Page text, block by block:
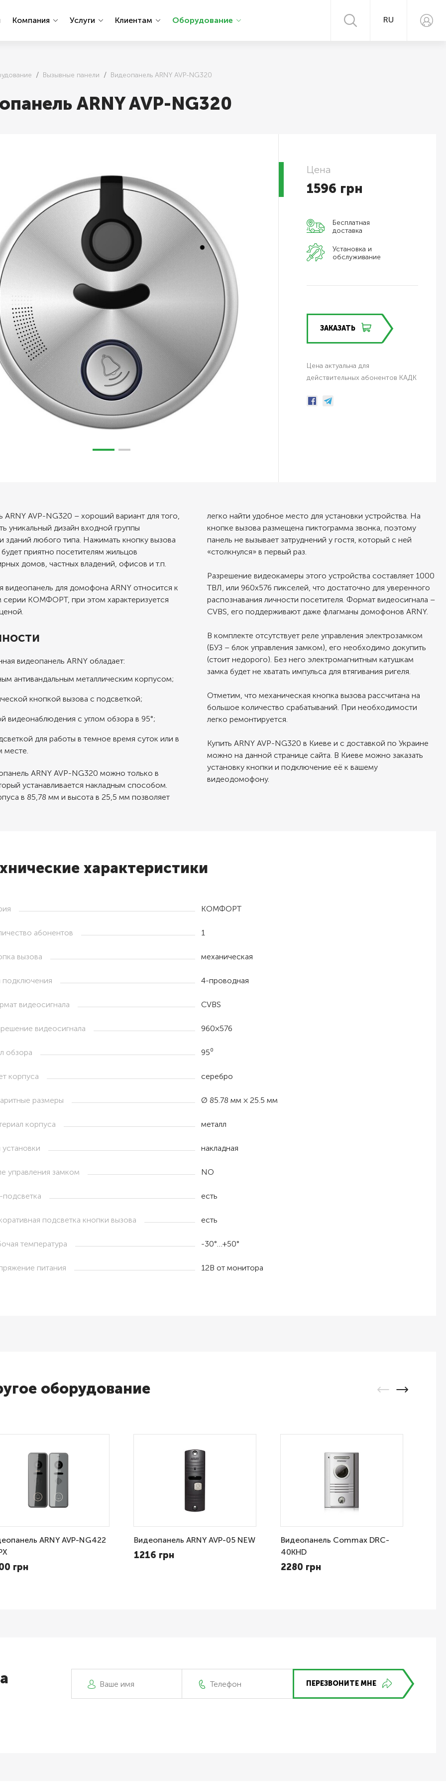
RU
Компания Услуги Клиентам Оборудование
Вызывные панели Видеопанель ARNY AVP-NG320
ARNY AVP-NG320
Цена
1596 грн
Бесплатная
доставка
Установка и
обслуживание
ЗАКАЗАТЬ
Цена актуальна для
действительных абонентов КАДК
ARNY AVP-NG320 – хороший вариант для того,
уникальный дизайн входной группы
зданий любого типа. Нажимать кнопку вызова
приятно посетителям жильцов
домов, частных владений, офисов и т.п.
видеопанель для домофона ARNY относится к
серии КОМФОРТ, при этом характеризуется
видеопанель ARNY обладает:
антивандальным металлическим корпусом;
кнопкой вызова с подсветкой;
видеонаблюдения с углом обзора в 95°;
для работы в темное время суток или в
месте.
ARNY AVP-NG320 можно только в
устанавливается накладным способом.
в 85,78 мм и высота в 25,5 мм позволяет
легко найти удобное место для установки устройства. На
кнопке вызова размещена пиктограмма звонка, поэтому
панель не вызывает затруднений у гостя, который с ней
«столкнулся» в первый раз.
Разрешение видеокамеры этого устройства составляет 1000
ТВЛ, или 960х576 пикселей, что достаточно для уверенного
распознавания личности посетителя. Формат видеосигнала –
CVBS, его поддерживают даже флагманы домофонов ARNY.
В комплекте отсутствует реле управления электрозамком
(БУЗ – блок управления замком), его необходимо докупить
(стоит недорого). Без него электромагнитным катушкам
замка будет не хватать импульса для втягивания ригеля.
Отметим, что механическая кнопка вызова рассчитана на
большое количество срабатываний. При необходимости
легко ремонтируется.
Купить ARNY AVP-NG320 в Киеве и с доставкой по Украине
можно на данной странице сайта. В Киеве можно заказать
установку кнопки и подключение её к вашему
видеодомофону.
характеристики
КОМФОРТ
абонентов 1
вызова механическая
подключения 4-проводная
видеосигнала CVBS
видеосигнала 960×576
обзора 95⁰
корпуса серебро
размеры Ø 85.78 мм × 25.5 мм
корпуса металл
установки накладная
управления замком NO
есть
подсветка кнопки вызова есть
температура -30°…+50°
питания 12В от монитора
оборудование
ARNY AVP-NG422
грн
Видеопанель ARNY AVP-05 NEW
1216 грн
Видеопанель Commax DRC-
40KHD
2280 грн
ПЕРЕЗВОНИТЕ МНЕ